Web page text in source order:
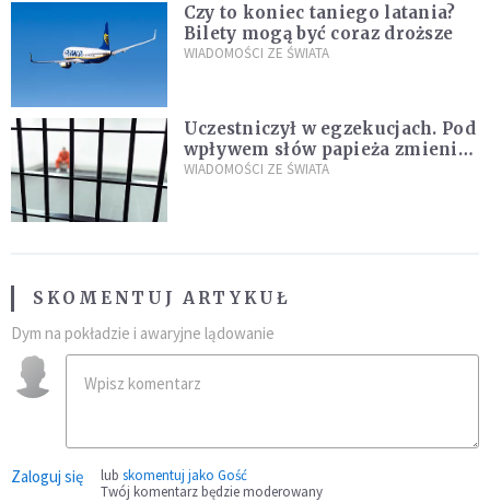
Czy to koniec taniego latania?
Bilety mogą być coraz droższe
WIADOMOŚCI ZE ŚWIATA
Uczestniczył w egzekucjach. Pod
wpływem słów papieża zmienił
zdanie
WIADOMOŚCI ZE ŚWIATA
SKOMENTUJ ARTYKUŁ
Dym na pokładzie i awaryjne lądowanie
Zaloguj się lub skomentuj jako Gość
Twój komentarz będzie moderowany